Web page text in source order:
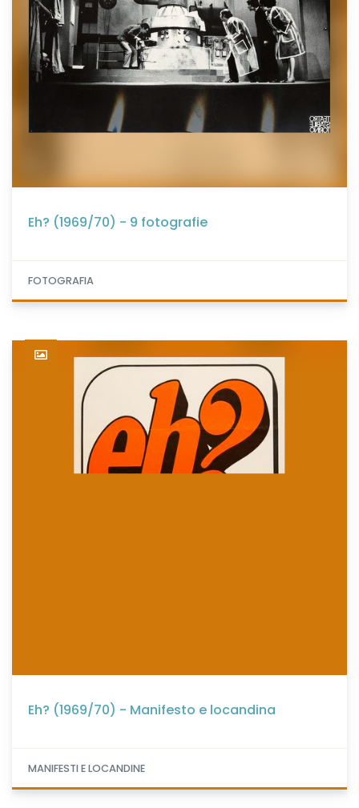
Eh? (1969/70) - 9 fotografie
FOTOGRAFIA
Eh? (1969/70) - Manifesto e locandina
MANIFESTI E LOCANDINE